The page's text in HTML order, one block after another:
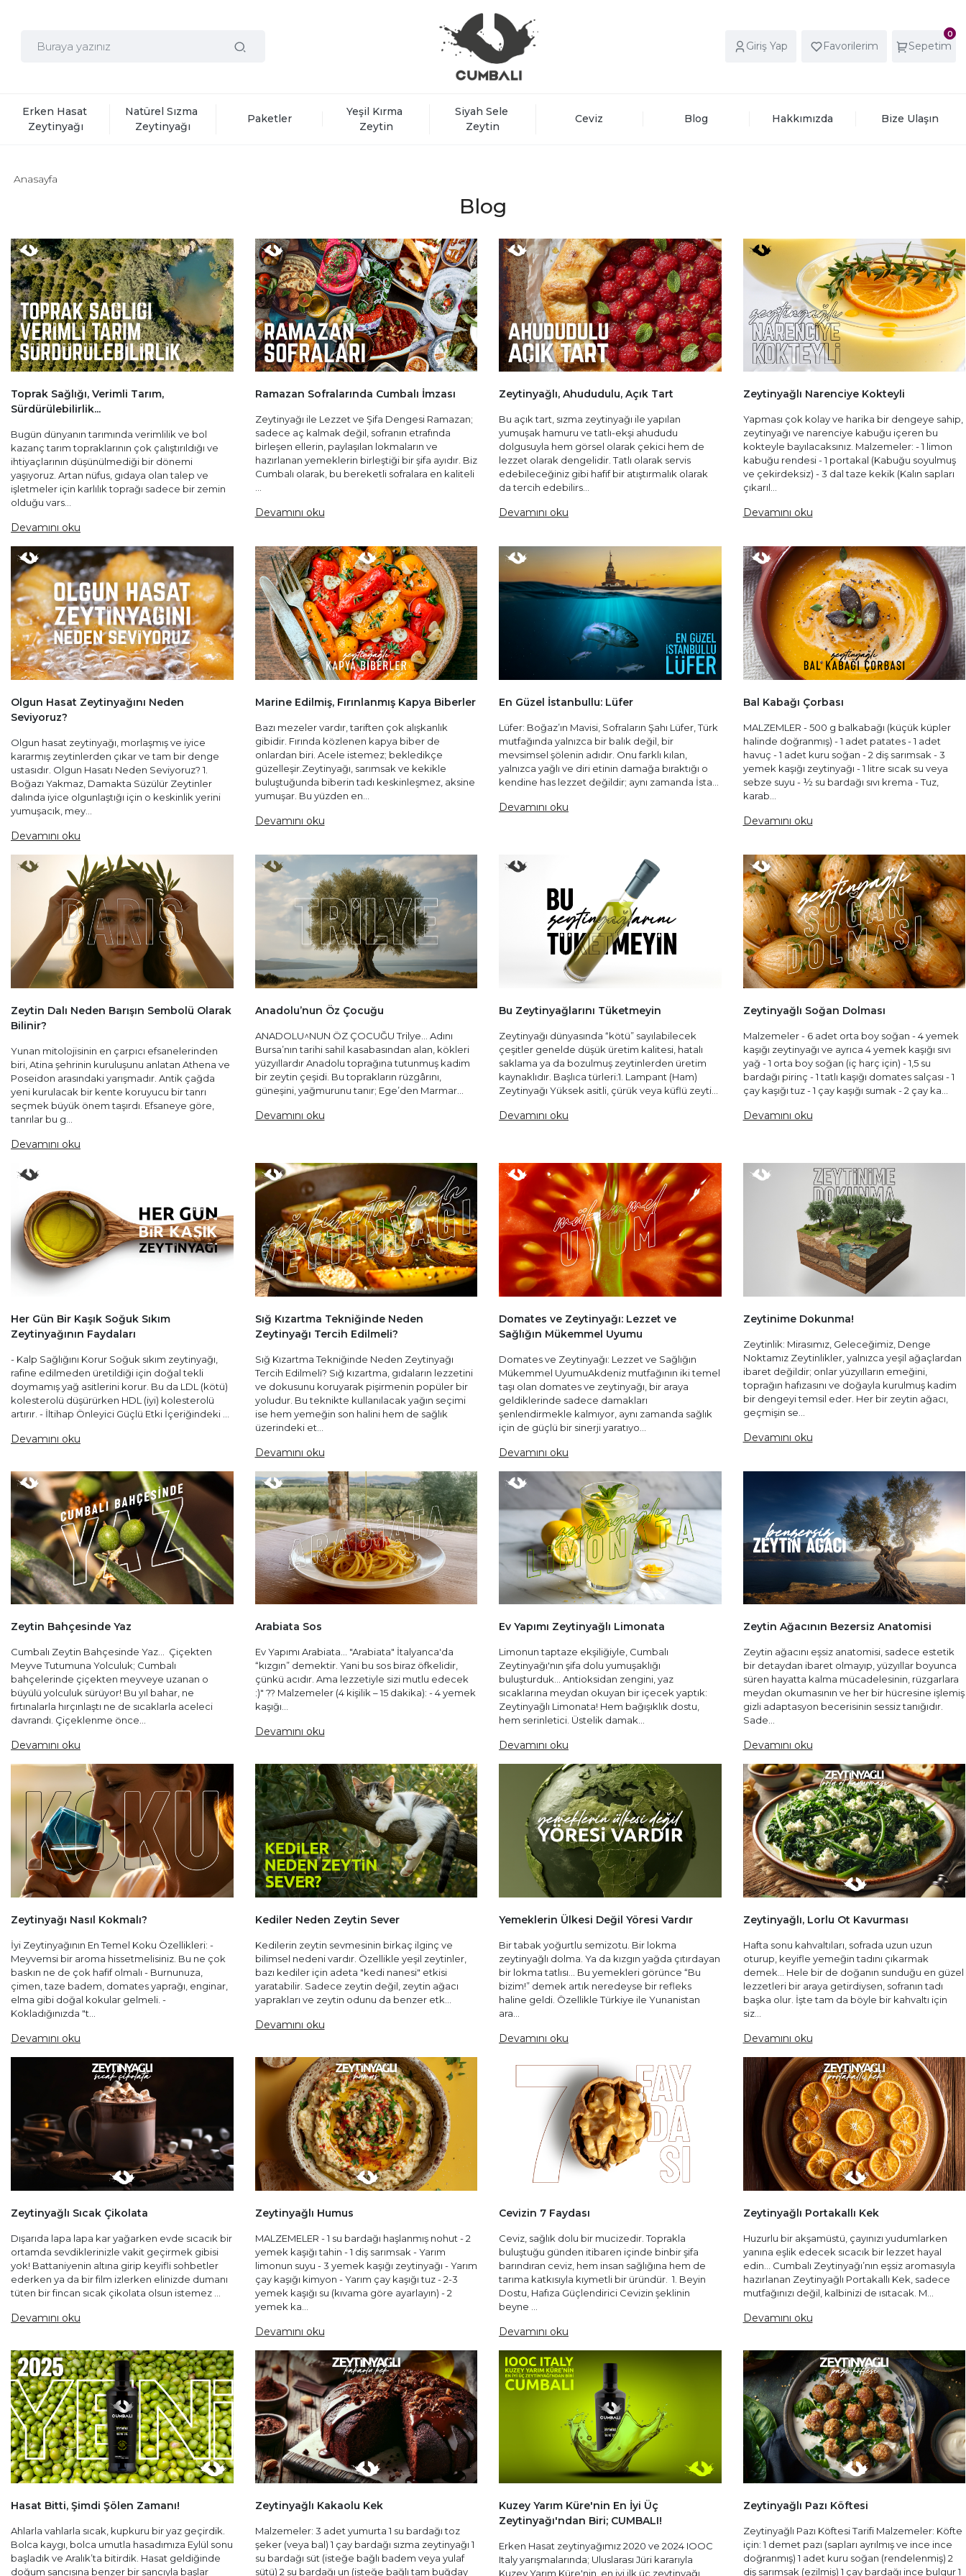
Giriş Yap Favorilerim
0
Sepetim
Erken Hasat
Zeytinyağı
Natürel Sızma
Zeytinyağı
Paketler
Yeşil Kırma
Zeytin
Siyah Sele
Zeytin
Ceviz Blog Hakkımızda Bize Ulaşın
Blog
Anasayfa
Toprak Sağlığı, Verimli Tarım,
Sürdürülebilirlik...
Bugün dünyanın tarımında verimlilik ve bol
kazanç tarım topraklarının çok çalıştırıldığı ve
ihtiyaçlarının düşünülmediği bir dönemi
yaşıyoruz. Artan nüfus, gıdaya olan talep ve
işletmeler için karlılık toprağı sadece bir zemin
olduğu vars...
Devamını oku
Ramazan Sofralarında Cumbalı İmzası
Zeytinyağı ile Lezzet ve Şifa Dengesi Ramazan;
sadece aç kalmak değil, sofranın etrafında
birleşen ellerin, paylaşılan lokmaların ve
hazırlanan yemeklerin birleştiği bir şifa ayıdır. Biz
Cumbalı olarak, bu bereketli sofralara en kaliteli
...
Devamını oku
Zeytinyağlı, Ahududulu, Açık Tart
Bu açık tart, sızma zeytinyağı ile yapılan
yumuşak hamuru ve tatlı-ekşi ahududu
dolgusuyla hem görsel olarak çekici hem de
lezzet olarak dengelidir. Tatlı olarak servis
edebileceğiniz gibi hafif bir atıştırmalık olarak
da tercih edebilirs...
Devamını oku
Zeytinyağlı Narenciye Kokteyli
Yapması çok kolay ve harika bir dengeye sahip,
zeytinyağı ve narenciye kabuğu içeren bu
kokteyle bayılacaksınız. Malzemeler: - 1 limon
kabuğu rendesi - 1 portakal (Kabuğu soyulmuş
ve çekirdeksiz) - 3 dal taze kekik (Kalın sapları
çıkarıl...
Devamını oku
Olgun Hasat Zeytinyağını Neden
Seviyoruz?
Olgun hasat zeytinyağı, morlaşmış ve iyice
kararmış zeytinlerden çıkar ve tam bir denge
ustasıdır. Olgun Hasatı Neden Seviyoruz? 1.
Boğazı Yakmaz, Damakta Süzülür Zeytinler
dalında iyice olgunlaştığı için o keskinlik yerini
yumuşacık, mey...
Devamını oku
Marine Edilmiş, Fırınlanmış Kapya Biberler
Bazı mezeler vardır, tariften çok alışkanlık
gibidir. Fırında közlenen kapya biber de
onlardan biri. Acele istemez; bekledikçe
güzelleşir.Zeytinyağı, sarımsak ve kekikle
buluştuğunda biberin tadı keskinleşmez, aksine
yumuşar. Bu yüzden en...
Devamını oku
En Güzel İstanbullu: Lüfer
Lüfer: Boğaz’ın Mavisi, Sofraların Şahı Lüfer, Türk
mutfağında yalnızca bir balık değil, bir
mevsimsel şölenin adıdır. Onu farklı kılan,
yalnızca yağlı ve diri etinin damağa bıraktığı o
kendine has lezzet değildir; aynı zamanda İsta...
Devamını oku
Bal Kabağı Çorbası
MALZEMLER - 500 g balkabağı (küçük küpler
halinde doğranmış) - 1 adet patates - 1 adet
havuç - 1 adet kuru soğan - 2 diş sarımsak - 3
yemek kaşığı zeytinyağı - 1 litre sıcak su veya
sebze suyu - ½ su bardağı sıvı krema - Tuz,
karab...
Devamını oku
Zeytin Dalı Neden Barışın Sembolü Olarak
Bilinir?
Yunan mitolojisinin en çarpıcı efsanelerinden
biri, Atina şehrinin kuruluşunu anlatan Athena ve
Poseidon arasındaki yarışmadır. Antik çağda
yeni kurulacak bir kente koruyucu bir tanrı
seçmek büyük önem taşırdı. Efsaneye göre,
tanrılar bu g...
Devamını oku
Anadolu’nun Öz Çocuğu
ANADOLU^NUN ÖZ ÇOCUĞU Trilye… Adını
Bursa’nın tarihi sahil kasabasından alan, kökleri
yüzyıllardır Anadolu toprağına tutunmuş kadim
bir zeytin çeşidi. Bu toprakların rüzgârını,
güneşini, yağmurunu tanır; Ege’den Marmar...
Devamını oku
Bu Zeytinyağlarını Tüketmeyin
Zeytinyağı dünyasında “kötü” sayılabilecek
çeşitler genelde düşük üretim kalitesi, hatalı
saklama ya da bozulmuş zeytinlerden üretim
kaynaklıdır. Başlıca türleri:1. Lampant (Ham)
Zeytinyağı Yüksek asitli, çürük veya küflü zeyti...
Devamını oku
Zeytinyağlı Soğan Dolması
Malzemeler - 6 adet orta boy soğan - 4 yemek
kaşığı zeytinyağı ve ayrıca 4 yemek kaşığı sıvı
yağ - 1 orta boy soğan (iç harç için) - 1,5 su
bardağı pirinç - 1 tatlı kaşığı domates salçası - 1
çay kaşığı tuz - 1 çay kaşığı sumak - 2 çay ka...
Devamını oku
Her Gün Bir Kaşık Soğuk Sıkım
Zeytinyağının Faydaları
- Kalp Sağlığını Korur Soğuk sıkım zeytinyağı,
rafine edilmeden üretildiği için doğal tekli
doymamış yağ asitlerini korur. Bu da LDL (kötü)
kolesterolü düşürürken HDL (iyi) kolesterolü
artırır. - İltihap Önleyici Güçlü Etki İçeriğindeki ...
Devamını oku
Sığ Kızartma Tekniğinde Neden
Zeytinyağı Tercih Edilmeli?
Sığ Kızartma Tekniğinde Neden Zeytinyağı
Tercih Edilmeli? Sığ kızartma, gıdaların lezzetini
ve dokusunu koruyarak pişirmenin popüler bir
yoludur. Bu teknikte kullanılacak yağın seçimi
ise hem yemeğin son halini hem de sağlık
üzerindeki et...
Devamını oku
Domates ve Zeytinyağı: Lezzet ve
Sağlığın Mükemmel Uyumu
Domates ve Zeytinyağı: Lezzet ve Sağlığın
Mükemmel UyumuAkdeniz mutfağının iki temel
taşı olan domates ve zeytinyağı, bir araya
geldiklerinde sadece damakları
şenlendirmekle kalmıyor, aynı zamanda sağlık
için de güçlü bir sinerji yaratıyo...
Devamını oku
Zeytinime Dokunma!
Zeytinlik: Mirasımız, Geleceğimiz, Denge
Noktamız Zeytinlikler, yalnızca yeşil ağaçlardan
ibaret değildir; onlar yüzyılların emeğini,
toprağın hafızasını ve doğayla kurulmuş kadim
bir dengeyi temsil eder. Her bir zeytin ağacı,
geçmişin se...
Devamını oku
Zeytin Bahçesinde Yaz
Cumbalı Zeytin Bahçesinde Yaz... Çiçekten
Meyve Tutumuna Yolculuk; Cumbalı
bahçelerinde çiçekten meyveye uzanan o
büyülü yolculuk sürüyor! Bu yıl bahar, ne
fırtınalarla hırçınlaştı ne de sıcaklarla aceleci
davrandı. Çiçeklenme önce...
Devamını oku
Arabiata Sos
Ev Yapımı Arabiata... "Arabiata" İtalyanca'da
“kızgın” demektir. Yani bu sos biraz öfkelidir,
çünkü acıdır. Ama lezzetiyle sizi mutlu edecek
:)" ?? Malzemeler (4 kişilik – 15 dakika): - 4 yemek
kaşığı...
Devamını oku
Ev Yapımı Zeytinyağlı Limonata
Limonun taptaze ekşiliğiyle, Cumbalı
Zeytinyağı'nın şifa dolu yumuşaklığı
buluşturduk... Antioksidan zengini, yaz
sıcaklarına meydan okuyan bir içecek yaptık:
Zeytinyağlı Limonata! Hem bağışıklık dostu,
hem serinletici. Üstelik damak...
Devamını oku
Zeytin Ağacının Bezersiz Anatomisi
Zeytin ağacını eşsiz anatomisi, sadece estetik
bir detaydan ibaret olmayıp, yüzyıllar boyunca
süren hayatta kalma mücadelesinin, rüzgarlara
meydan okumasının ve her bir hücresine işlemiş
gizli adaptasyon becerisinin sessiz tanığıdır.
Sade...
Devamını oku
Zeytinyağı Nasıl Kokmalı?
İyi Zeytinyağının En Temel Koku Özellikleri: -
Meyvemsi bir aroma hissetmelisiniz. Bu ne çok
baskın ne de çok hafif olmalı - Burnunuza,
çimen, taze badem, domates yaprağı, enginar,
elma gibi doğal kokular gelmeli. -
Kokladığınızda "t...
Devamını oku
Kediler Neden Zeytin Sever
Kedilerin zeytin sevmesinin birkaç ilginç ve
bilimsel nedeni vardır. Özellikle yeşil zeytinler,
bazı kediler için adeta "kedi nanesi" etkisi
yaratabilir. Sadece zeytin değil, zeytin ağacı
yaprakları ve zeytin odunu da benzer etk...
Devamını oku
Yemeklerin Ülkesi Değil Yöresi Vardır
Bir tabak yoğurtlu semizotu. Bir lokma
zeytinyağlı dolma. Ya da kızgın yağda çıtırdayan
bir lokma tatlısı... Bu yemekleri görünce “Bu
bizim!” demek artık neredeyse bir refleks
haline geldi. Özellikle Türkiye ile Yunanistan
ara...
Devamını oku
Zeytinyağlı, Lorlu Ot Kavurması
Hafta sonu kahvaltıları, sofrada uzun uzun
oturup, keyifle yemeğin tadını çıkarmak
demek… Hele bir de doğanın sunduğu en güzel
lezzetleri bir araya getirdiysen, sofranın tadı
başka olur. İşte tam da böyle bir kahvaltı için
siz...
Devamını oku
Zeytinyağlı Sıcak Çikolata
Dışarıda lapa lapa kar yağarken evde sıcacık bir
ortamda sevdiklerinizle vakit geçirmek gibisi
yok! Battaniyenin altına girip keyifli sohbetler
ederken ya da bir film izlerken elinizde dumanı
tüten bir fincan sıcak çikolata olsun istemez ...
Devamını oku
Zeytinyağlı Humus
MALZEMELER - 1 su bardağı haşlanmış nohut - 2
yemek kaşığı tahin - 1 diş sarımsak - Yarım
limonun suyu - 3 yemek kaşığı zeytinyağı - Yarım
çay kaşığı kimyon - Yarım çay kaşığı tuz - 2-3
yemek kaşığı su (kıvama göre ayarlayın) - 2
yemek ka...
Devamını oku
Cevizin 7 Faydası
Ceviz, sağlık dolu bir mucizedir. Toprakla
buluştuğu günden itibaren içinde binbir şifa
barındıran ceviz, hem insan sağlığına hem de
tarıma katkısıyla kıymetli bir üründür. 1. Beyin
Dostu, Hafıza Güçlendirici Cevizin şeklinin
beyne ...
Devamını oku
Zeytinyağlı Portakallı Kek
Huzurlu bir akşamüstü, çayınızı yudumlarken
yanına eşlik edecek sıcacık bir lezzet hayal
edin… Cumbalı Zeytinyağı’nın eşsiz aromasıyla
hazırlanan Zeytinyağlı Portakallı Kek, sadece
mutfağınızı değil, kalbinizi de ısıtacak. M...
Devamını oku
Hasat Bitti, Şimdi Şölen Zamanı!
Ahlarla vahlarla sıcak, kupkuru bir yaz geçirdik.
Bolca kaygı, bolca umutla hasadımıza Eylül sonu
başladık ve Aralık’ta bitirdik. Hasat geldiğinde
doğum sancısına benzer bir sancıyla başlar
Zeytinyağlı Kakaolu Kek
Malzemeler: 3 adet yumurta 1 su bardağı toz
şeker (veya bal) 1 çay bardağı sızma zeytinyağı 1
su bardağı süt (isteğe bağlı badem veya yulaf
sütü) 2 su bardağı un (isteğe bağlı tam buğday
Kuzey Yarım Küre'nin En İyi Üç
Zeytinyağı'ndan Biri; CUMBALI!
Erken Hasat zeytinyağımız 2020 ve 2024 IOOC
Italy yarışmalarında; Uluslarası Jüri kararıyla
Kuzey Yarım Küre'nin, en iyi ilk üç zeytinyağı
Zeytinyağlı Pazı Köftesi
Zeytinyağlı Pazı Köftesi Tarifi Malzemeler: Köfte
için: 1 demet pazı (sapları ayrılmış ve ince ince
doğranmış) 1 adet kuru soğan (rendelenmiş) 2
diş sarımsak (ezilmiş) 1 çay bardağı ince bulgur 1